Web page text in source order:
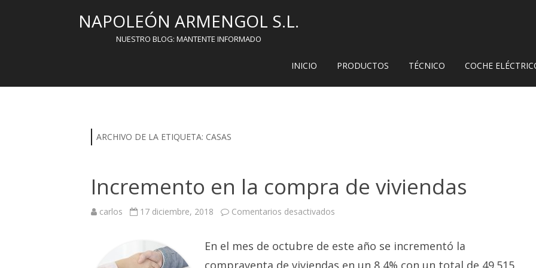
NAPOLEÓN ARMENGOL S.L.
NUESTRO BLOG: MANTENTE INFORMADO
INICIO PRODUCTOS TÉCNICO COCHE
ARCHIVO DE LA ETIQUETA: CASAS
Incremento en la compra de viviendas
carlos 17 diciembre, 2018 Comentarios desactivados
compra
de
viviendas
En el mes de octubre de este año se incrementó la
compraventa de viviendas en un 8,4% con un total de 49.515